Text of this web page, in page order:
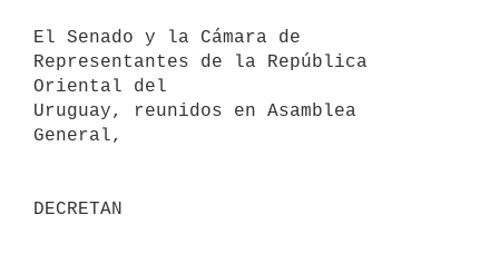
El Senado y la Cámara de
Representantes de la República
Oriental del
Uruguay, reunidos en Asamblea
General,
DECRETAN